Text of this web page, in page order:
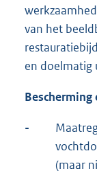
van het
en doelmatig
-
(maar